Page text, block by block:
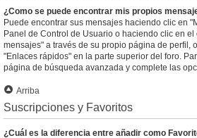
¿Como se puede encontrar mis propios
Puede encontrar sus mensajes haciendo clic en
Panel de Control de Usuario o haciendo clic en el
mensajes" a través de su propio página de perfil,
"Enlaces rápidos" en la parte superior del foro.
página de búsqueda avanzada y complete las
Arriba
Suscripciones y Favoritos
¿Cuál es la diferencia entre añadir como